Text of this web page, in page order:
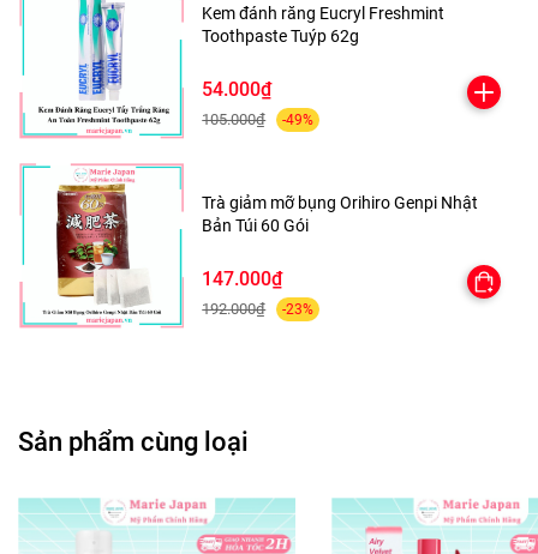
Kem đánh răng Eucryl Freshmint
Toothpaste Tuýp 62g
54.000₫
105.000₫ -49%
Trà giảm mỡ bụng Orihiro Genpi Nhật
Bản Túi 60 Gói
147.000₫
192.000₫ -23%
Sản phẩm cùng loại